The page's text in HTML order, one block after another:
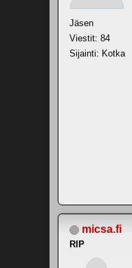
Jäsen
Viestit: 84
Sijainti: Kotka
micsa.fi
RIP